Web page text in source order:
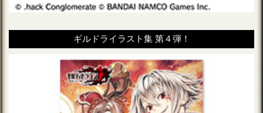
ギルドライラスト集 第４弾！